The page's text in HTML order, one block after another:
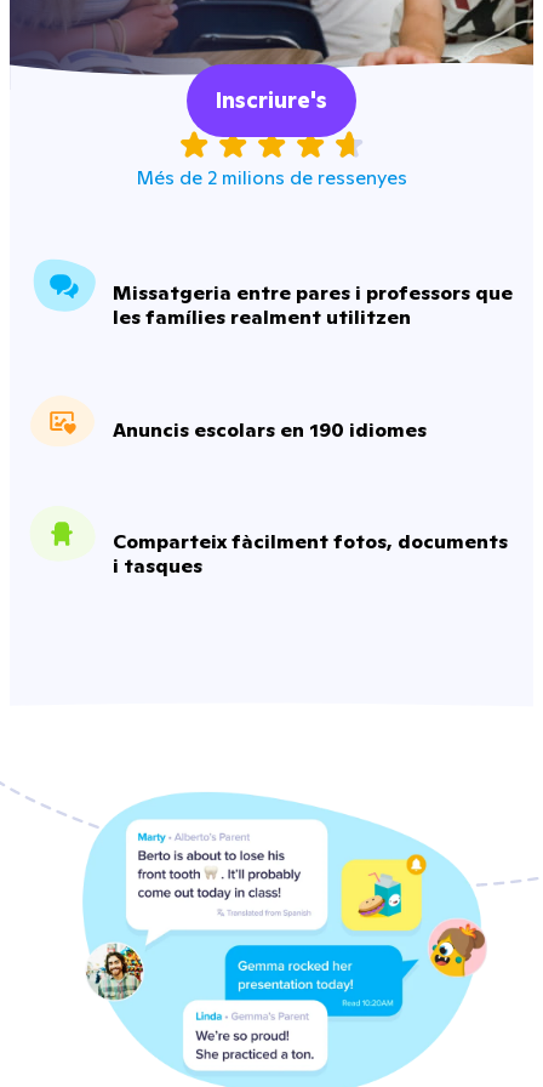
Inscriure's
Més de 2 milions de ressenyes
Missatgeria entre pares i professors que
les famílies realment utilitzen
Anuncis escolars en 190 idiomes
Comparteix fàcilment fotos, documents
i tasques